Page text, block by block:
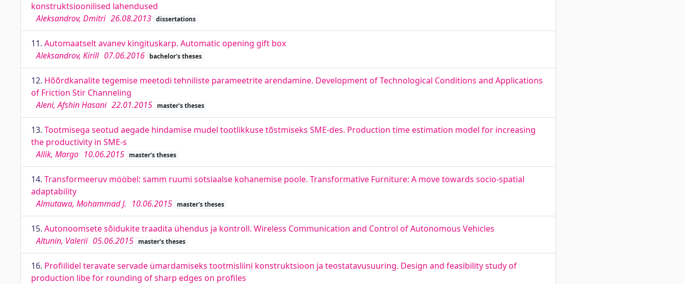
konstruktsioonilised lahendused
Aleksandrov, Dmitri 26.08.2013 dissertations
11. Automaatselt avanev kingituskarp. Automatic opening gift box
Aleksandrov, Kirill 07.06.2016 bachelor's theses
12. Hõõrdkanalite tegemise meetodi tehniliste parameetrite arendamine. Development of Technological Conditions and Applications
of Friction Stir Channeling
Aleni, Afshin Hasani 22.01.2015 master's theses
13. Tootmisega seotud aegade hindamise mudel tootlikkuse tõstmiseks SME-des. Production time estimation model for increasing
the productivity in SME-s
Allik, Margo 10.06.2015 master's theses
14. Transformeeruv mööbel: samm ruumi sotsiaalse kohanemise poole. Transformative Furniture: A move towards socio-spatial
adaptability
Almutawa, Mohammad J. 10.06.2015 master's theses
15. Autonoomsete sõidukite traadita ühendus ja kontroll. Wireless Communication and Control of Autonomous Vehicles
Altunin, Valerii 05.06.2015 master's theses
16. Profiilidel teravate servade ümardamiseks tootmisliini konstruktsioon ja teostatavusuuring. Design and feasibility study of
production libe for rounding of sharp edges on profiles